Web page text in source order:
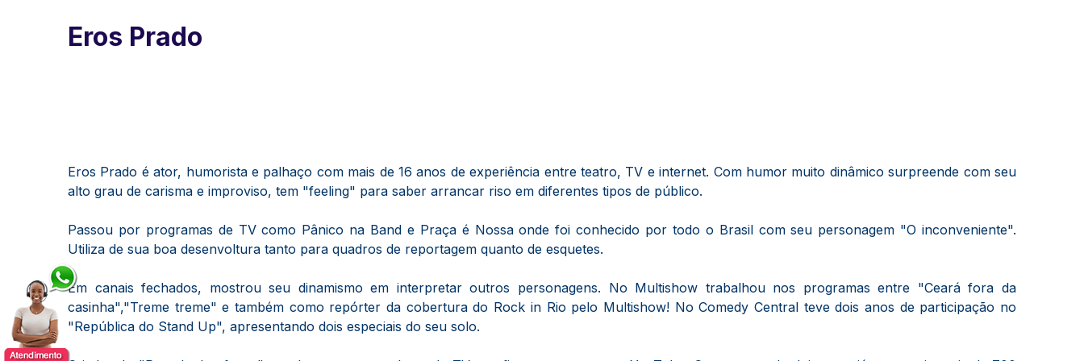
Eros Prado
Eros Prado é ator, humorista e palhaço com mais de 16 anos de experiência entre teatro, TV e internet. Com humor muito dinâmico surpreende com seu
alto grau de carisma e improviso, tem "feeling" para saber arrancar riso em diferentes tipos de público.
Passou por programas de TV como Pânico na Band e Praça é Nossa onde foi conhecido por todo o Brasil com seu personagem "O inconveniente".
Utiliza de sua boa desenvoltura tanto para quadros de reportagem quanto de esquetes.
Em canais fechados, mostrou seu dinamismo em interpretar outros personagens. No Multishow trabalhou nos programas entre "Ceará fora da
casinha","Treme treme" e também como repórter da cobertura do Rock in Rio pelo Multishow! No Comedy Central teve dois anos de participação no
"República do Stand Up", apresentando dois especiais do seu solo.